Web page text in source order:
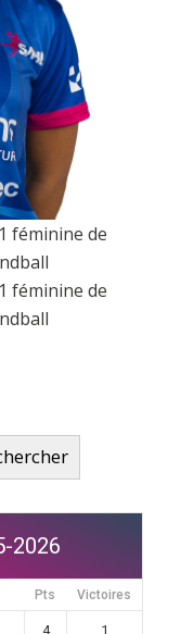
féminine de
féminine de
2026
Pts Victoires
4 1